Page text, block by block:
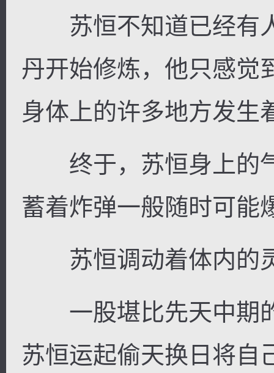
苏恒不知道已经有
丹开始修炼，他只感觉
身体上的许多地方发生
终于，苏恒身上的
蓄着炸弹一般随时可能
苏恒调动着体内的
一股堪比先天中期
苏恒运起偷天换日将自